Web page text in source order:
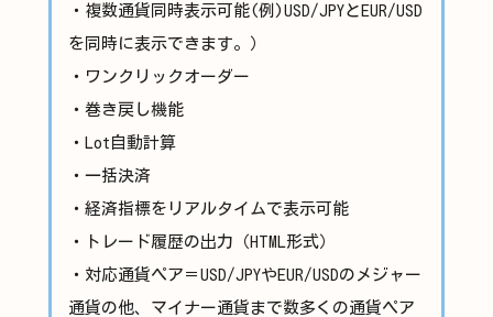
・複数通貨同時表示可能(例)USD/JPYとEUR/USD
を同時に表示できます。）
・ワンクリックオーダー
・巻き戻し機能
・Lot自動計算
・一括決済
・経済指標をリアルタイムで表示可能
・トレード履歴の出力（HTML形式）
・対応通貨ペア＝USD/JPYやEUR/USDのメジャー
通貨の他、マイナー通貨まで数多くの通貨ペア